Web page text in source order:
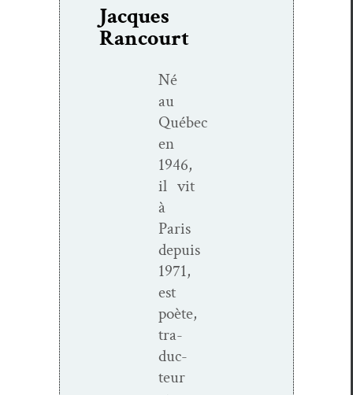
Jacques
Rancourt
Né
au
Québec
en
1946,
il vit
à
Paris
depuis
1971,
est
poète,
tra­
duc­
teur